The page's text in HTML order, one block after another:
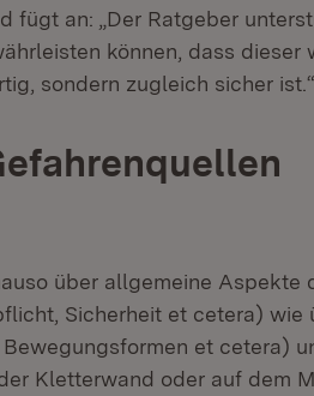
fügt an: „Der Ratgeber
können, dass dieser
sondern zugleich sicher ist.“
über allgemeine Aspekte
Sicherheit et cetera) wie
et cetera)
Kletterwand oder auf dem